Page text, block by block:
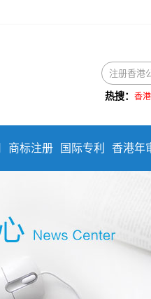
热搜： 香
商标注册 国际专利 香港年